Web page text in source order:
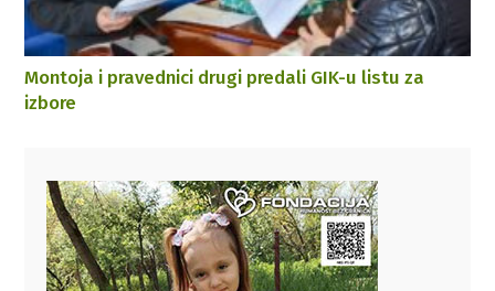
Montoja i pravednici drugi predali GIK-u listu za
izbore